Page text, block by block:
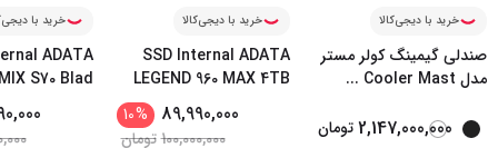
خرید با دیجی‌کالا
صندلی گیمینگ کولر مستر
مدل Cooler Mast
...
2,147,000,000 تومان
خرید با دیجی‌کالا
SSD Internal ADATA
LEGEND 960 MAX 4TB
89,990,000
%
10
100,000,000تومان
خرید با
ADATA
S70 Blad